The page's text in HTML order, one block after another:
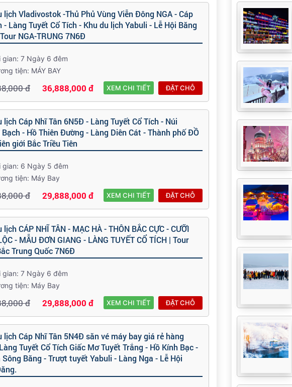
lịch Vladivostok -Thủ Phủ Vùng Viễn Đông NGA - Cáp
- Làng Tuyết Cổ Tích - Khu du lịch Yabuli - Lễ Hội Băng
NGA-TRUNG 7N6Đ
gian: 7 Ngày 6 đêm
tiện: MÁY BAY
đ 36,888,000 đ XEM CHI TIẾT ĐẶT CHỖ
lịch Cáp Nhĩ Tân 6N5Đ - Làng Tuyết Cổ Tích - Núi
- Hồ Thiên Đường - Làng Diên Cát - Thành phố ĐỒ
giới Bắc Triều Tiên
gian: 6 Ngày 5 đêm
tiện: Máy Bay
đ 29,888,000 đ XEM CHI TIẾT ĐẶT CHỖ
lịch CÁP NHĨ TÂN - MẠC HÀ - THÔN BẮC CỰC - CƯỠI
- MẪU ĐƠN GIANG - LÀNG TUYẾT CỔ TÍCH | Tour
Trung Quốc 7N6Đ
gian: 7 Ngày 6 đêm
tiện: Máy Bay
đ 29,888,000 đ XEM CHI TIẾT ĐẶT CHỖ
lịch Cáp Nhĩ Tân 5N4Đ săn vé máy bay giá rẻ hàng
Tuyết Cổ Tích Giấc Mơ Tuyết Trắng - Hồ Kính Bạc -
Sông Băng - Trượt tuyết Yabuli - Làng Nga - Lễ Hội